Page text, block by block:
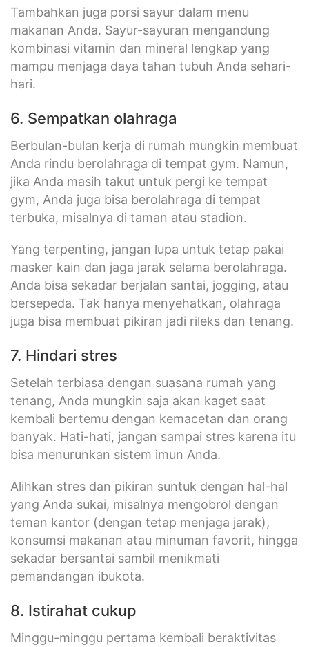
Tambahkan juga porsi sayur dalam menu
makanan Anda. Sayur-sayuran mengandung
kombinasi vitamin dan mineral lengkap yang
mampu menjaga daya tahan tubuh Anda sehari-
hari.
6. Sempatkan olahraga
Berbulan-bulan kerja di rumah mungkin membuat
Anda rindu berolahraga di tempat gym. Namun,
jika Anda masih takut untuk pergi ke tempat
gym, Anda juga bisa berolahraga di tempat
terbuka, misalnya di taman atau stadion.
Yang terpenting, jangan lupa untuk tetap pakai
masker kain dan jaga jarak selama berolahraga.
Anda bisa sekadar berjalan santai, jogging, atau
bersepeda. Tak hanya menyehatkan, olahraga
juga bisa membuat pikiran jadi rileks dan tenang.
7. Hindari stres
Setelah terbiasa dengan suasana rumah yang
tenang, Anda mungkin saja akan kaget saat
kembali bertemu dengan kemacetan dan orang
banyak. Hati-hati, jangan sampai stres karena itu
bisa menurunkan sistem imun Anda.
Alihkan stres dan pikiran suntuk dengan hal-hal
yang Anda sukai, misalnya mengobrol dengan
teman kantor (dengan tetap menjaga jarak),
konsumsi makanan atau minuman favorit, hingga
sekadar bersantai sambil menikmati
pemandangan ibukota.
8. Istirahat cukup
Minggu-minggu pertama kembali beraktivitas